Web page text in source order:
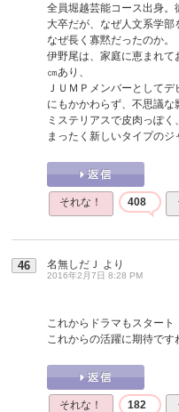
全員堀越芸能コース出身。
大卒だが、なぜ人文系学部
なぜ長く寡黙だったのか。
伊野尾は、家庭に恵まれて
㎝あり、
ＪＵＭＰメンバーとして
にもかかわらず、不思議な
ミステリアスで皮肉っぽく
まったく新しいタイプのジ
それな！ 408
46 名無しだＪ より
2016年2月7日 8:28 PM
これからドラマもスタート
これからの活躍に期待です
それな！ 182